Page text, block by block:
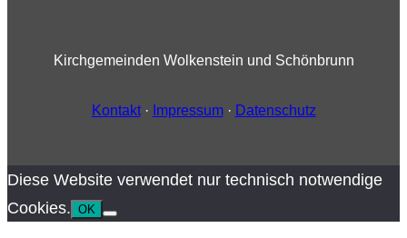
Kirchgemeinden Wolkenstein und Schönbrunn
Kontakt· Impressum· Datenschutz
Diese Website verwendet nur technisch notwendige
Cookies. OK